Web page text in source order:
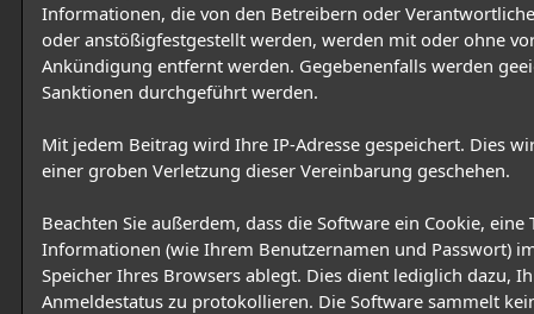
Informationen, die von den Betreibern oder
oder anstößigfestgestellt werden, werden mit oder ohne
Ankündigung entfernt werden. Gegebenenfalls werden
Sanktionen durchgeführt werden.
Mit jedem Beitrag wird Ihre IP-Adresse gespeichert. Dies
einer groben Verletzung dieser Vereinbarung geschehen.
Beachten Sie außerdem, dass die Software ein Cookie, eine
Informationen (wie Ihrem Benutzernamen und Passwort)
Speicher Ihres Browsers ablegt. Dies dient lediglich dazu,
Anmeldestatus zu protokollieren. Die Software sammelt